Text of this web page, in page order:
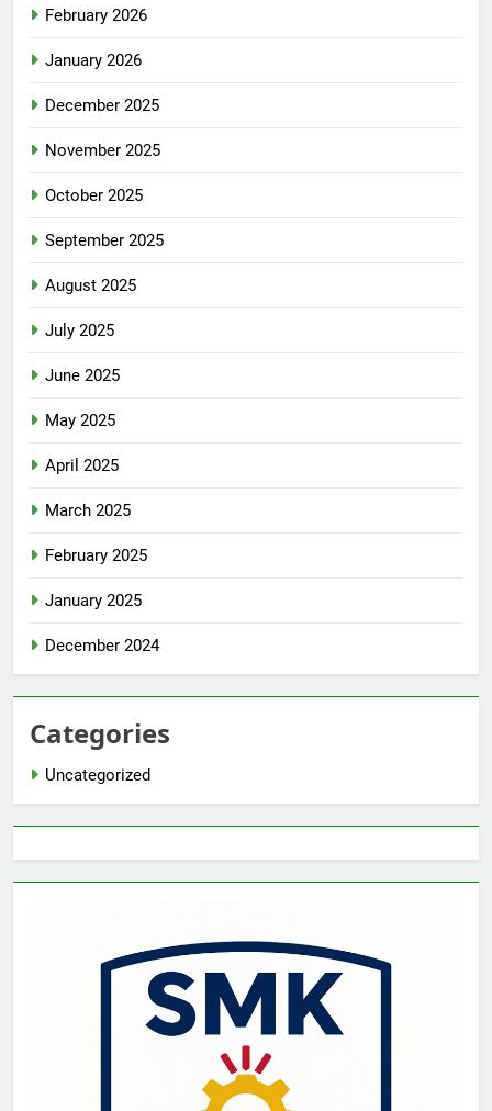
February 2026
January 2026
December 2025
November 2025
October 2025
September 2025
August 2025
July 2025
June 2025
May 2025
April 2025
March 2025
February 2025
January 2025
December 2024
Categories
Uncategorized